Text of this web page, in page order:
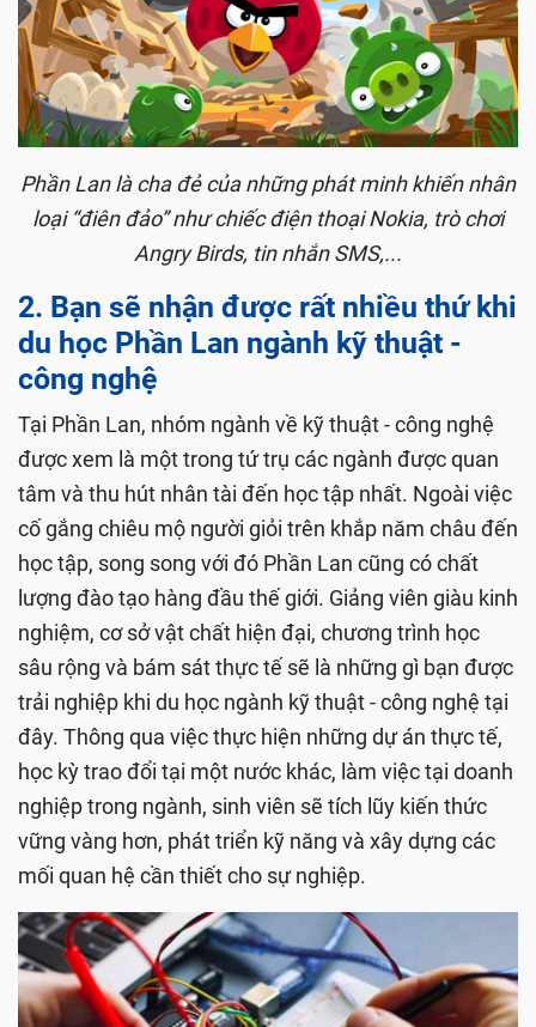
Phần Lan là cha đẻ của những phát minh khiến nhân
loại “điên đảo” như chiếc điện thoại Nokia, trò chơi
Angry Birds, tin nhắn SMS,...
2. Bạn sẽ nhận được rất nhiều thứ khi
du học Phần Lan ngành kỹ thuật -
công nghệ
Tại Phần Lan, nhóm ngành về kỹ thuật - công nghệ
được xem là một trong tứ trụ các ngành được quan
tâm và thu hút nhân tài đến học tập nhất. Ngoài việc
cố gắng chiêu mộ người giỏi trên khắp năm châu đến
học tập, song song với đó Phần Lan cũng có chất
lượng đào tạo hàng đầu thế giới. Giảng viên giàu kinh
nghiệm, cơ sở vật chất hiện đại, chương trình học
sâu rộng và bám sát thực tế sẽ là những gì bạn được
trải nghiệp khi du học ngành kỹ thuật - công nghệ tại
đây. Thông qua việc thực hiện những dự án thực tế,
học kỳ trao đổi tại một nước khác, làm việc tại doanh
nghiệp trong ngành, sinh viên sẽ tích lũy kiến thức
vững vàng hơn, phát triển kỹ năng và xây dựng các
mối quan hệ cần thiết cho sự nghiệp.